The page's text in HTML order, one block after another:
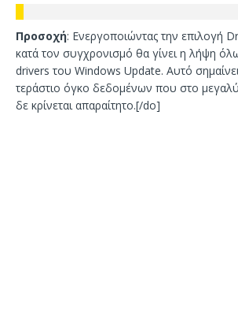
Προσοχή: Ενεργοποιώντας την επιλογή
κατά τον συγχρονισμό θα γίνει η λήψη
drivers του Windows Update. Αυτό σημαίνει
τεράστιο όγκο δεδομένων που στο
δε κρίνεται απαραίτητο.[/do]